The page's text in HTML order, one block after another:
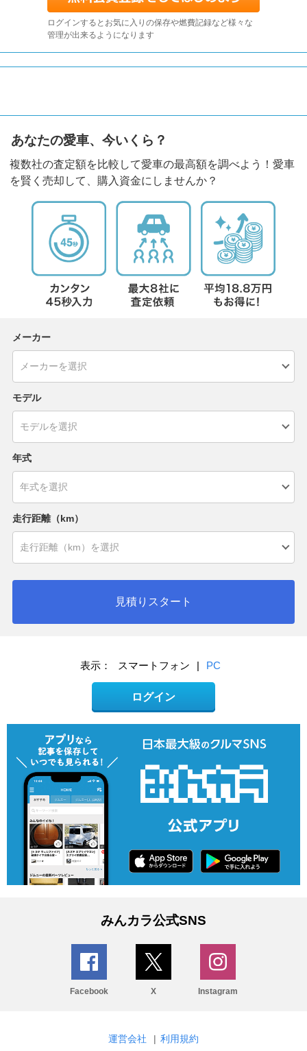
ログインするとお気に入りの保存や燃費記録など様々な
管理が出来るようになります
あなたの愛車、今いくら？
複数社の査定額を比較して愛車の最高額を調べよう！愛車
を賢く売却して、購入資金にしませんか？
メーカー
モデル
年式
走行距離（km）
見積りスタート
表示： スマートフォン | PC
ログイン
みんカラ公式SNS
Facebook X Instagram
運営会社 | 利用規約